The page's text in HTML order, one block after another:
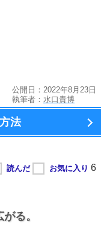
公開日：2022年8月23日
執筆者： 水口貴博
法
る。